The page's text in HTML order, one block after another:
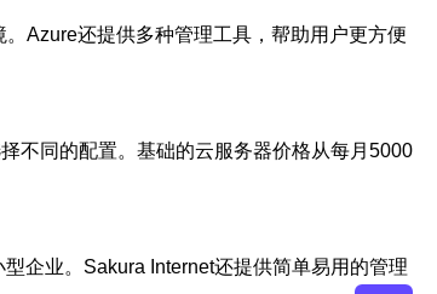
Azure还提供多种管理工具，帮助用户更方便
不同的配置。基础的云服务器价格从每月5000
企业。Sakura Internet还提供简单易用的管理